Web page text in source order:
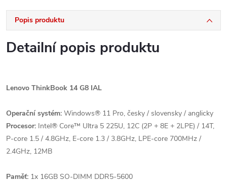
Popis produktu
Detailní popis produktu
Lenovo ThinkBook 14 G8 IAL
Operační systém: Windows® 11 Pro, česky / slovensky / anglicky
Procesor: Intel® Core™ Ultra 5 225U, 12C (2P + 8E + 2LPE) / 14T,
P-core 1.5 / 4.8GHz, E-core 1.3 / 3.8GHz, LPE-core 700MHz /
2.4GHz, 12MB
Paměť: 1x 16GB SO-DIMM DDR5-5600